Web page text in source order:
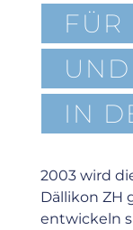
FÜR
IN
2003 wird
Dällikon ZH
entwickeln